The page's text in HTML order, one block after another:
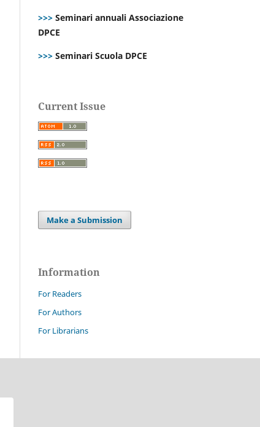
>>> Seminari annuali Associazione
DPCE
>>> Seminari Scuola DPCE
Current Issue
Make a Submission
Information
For Readers
For Authors
For Librarians